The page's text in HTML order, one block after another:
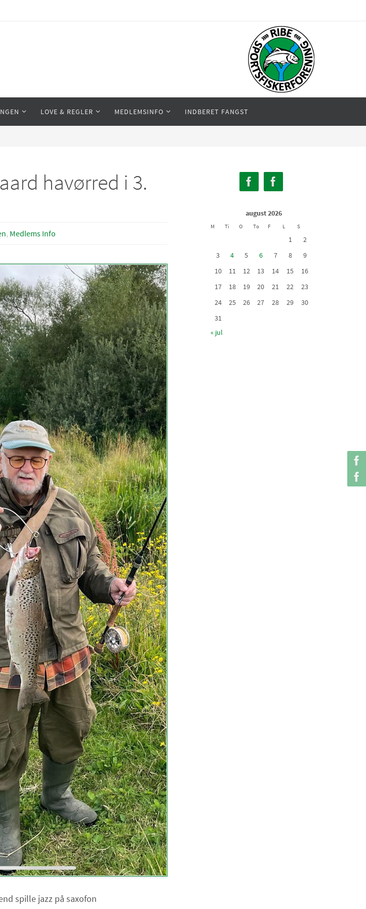
LOVE & REGLER MEDLEMSINFO INDBERET FANGST
havørred i 3.
, Medlems Info
spille jazz på saxofon
august 2026
M Ti O To F L S
1
2
3
4 5 6 7 8
9
10
11 12 13 14 15
16
17
18 19 20 21 22
23
24
25 26 27 28 29
30
31
« jul